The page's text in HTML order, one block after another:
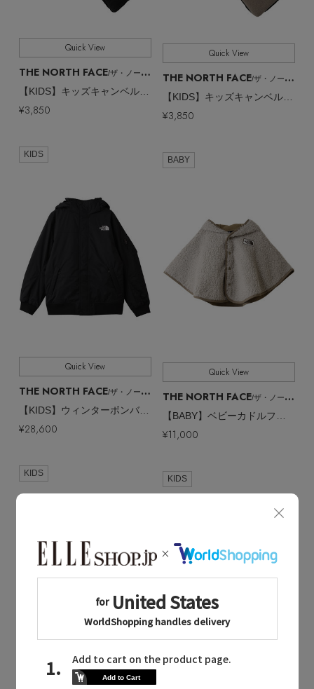
Quick View
THE NORTH FACE/ザ・ノース・フェイス
【KIDS】キッズキャンベルフリースマフラー
¥3,850
Quick View
THE NORTH FACE/ザ・ノース・フェイス
【KIDS】キッズキャンベルフリースマフラー
¥3,850
KIDS
Quick View
THE NORTH FACE/ザ・ノース・フェイス
【KIDS】ウィンターボンバージャケット
¥28,600
BABY
Quick View
THE NORTH FACE/ザ・ノース・フェイス
¥11,000
KIDS
Quick View
KIDS